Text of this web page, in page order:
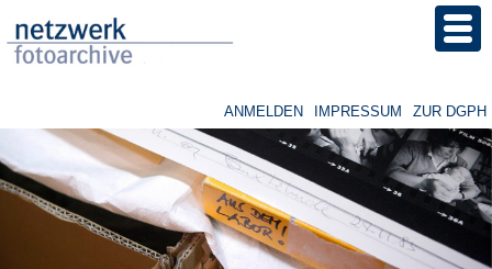
zum
Benutzermenü
ANMELDEN IMPRESSUM ZUR DGPH